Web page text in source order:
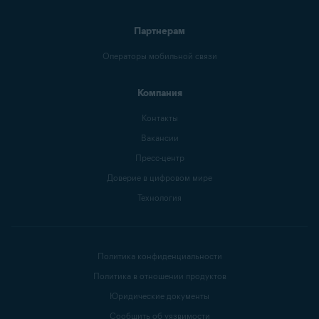
Партнерам
Операторы мобильной связи
Компания
Контакты
Вакансии
Пресс-центр
Доверие в цифровом мире
Технология
Политика конфиденциальности
Политика в отношении продуктов
Юридические документы
Сообщить об уязвимости